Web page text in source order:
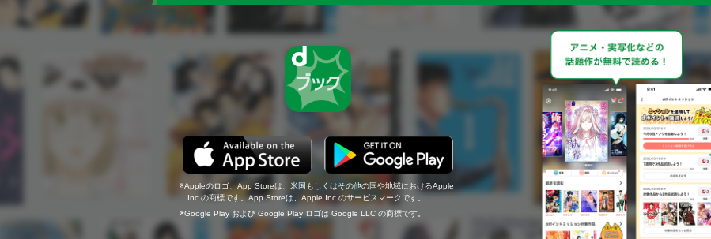
Appleのロゴ、App Storeは、米国もしくはその他の国や地域におけるApple
Inc.の商標です。App Storeは、Apple Inc.のサービスマークです。
Google Play および Google Play ロゴは Google LLC の商標です。